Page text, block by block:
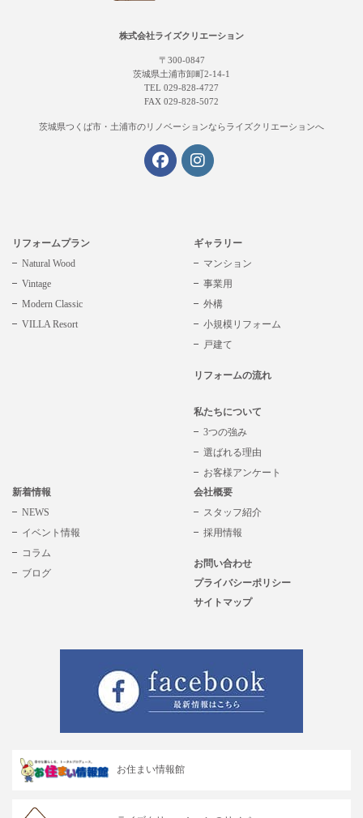
株式会社ライズクリエーション
〒300-0847
茨城県土浦市卸町2-14-1
TEL 029-828-4727
FAX 029-828-5072
茨城県つくば市・土浦市のリノベーションならライズクリエーションへ
リフォームプラン
Natural Wood
Vintage
Modern Classic
VILLA Resort
ギャラリー
マンション
事業用
外構
小規模リフォーム
戸建て
リフォームの流れ
私たちについて
3つの強み
選ばれる理由
お客様アンケート
新着情報
NEWS
イベント情報
コラム
ブログ
会社概要
スタッフ紹介
採用情報
お問い合わせ
プライバシーポリシー
サイトマップ
お住まい情報館